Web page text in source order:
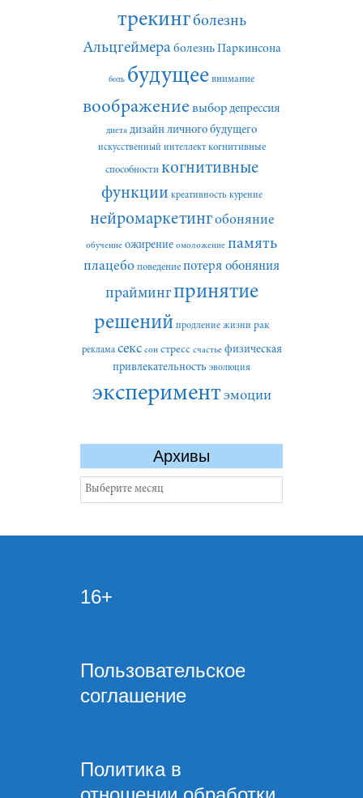
трекингболезнь
Альцгеймера болезнь Паркинсона
боль будущее внимание
воображение выбор депрессия
диета дизайн личного будущего
искусственный интеллект когнитивные
способности когнитивные
функции креативность курение
нейромаркетингобоняние
обучение ожирение омоложение память
плацебо поведение потеря обоняния
праймингпринятие
решений продление жизни рак
реклама секс сон стресс счастье физическая
привлекательность эволюция
экспериментэмоции
Архивы
Архивы
16+
Пользовательское
соглашение
Политика в